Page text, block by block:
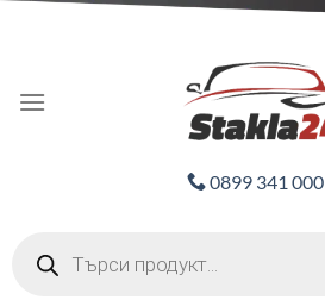
0899 341 000
search